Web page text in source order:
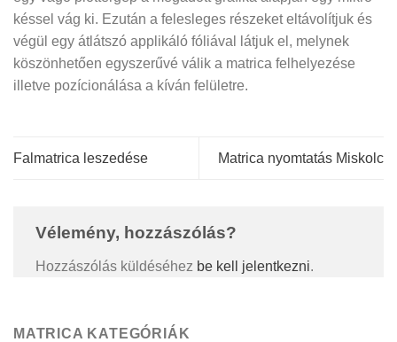
késsel vág ki. Ezután a felesleges részeket eltávolítjuk és
végül egy átlátszó applikáló fóliával látjuk el, melynek
köszönhetően egyszerűvé válik a matrica felhelyezése
illetve pozícionálása a kíván felületre.
Falmatrica leszedése Matrica nyomtatás Miskolc
Vélemény, hozzászólás?
Hozzászólás küldéséhez be kell jelentkezni.
MATRICA KATEGÓRIÁK